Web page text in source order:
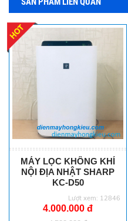
MÁY LỌC KHÔNG KHÍ
NỘI ĐỊA NHẬT SHARP
KC-D50
Lượt xem: 12846
4.000.000 đ